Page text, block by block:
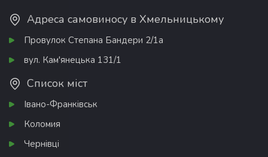
Адреса самовиносу в Хмельницькому
Провулок Степана Бандери 2/1а
вул. Кам'янецька 131/1
Список міст
Івано-Франківськ
Коломия
Чернівці